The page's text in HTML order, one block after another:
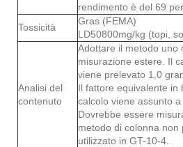
rendimento è del 69
Tossicità
Gras (FEMA)
LD50800mg/kg (topi,
Analisi del
contenuto
Adottare il metodo uno
misurazione estere. Il
viene prelevato 1,0
Il fattore equivalente in
calcolo viene assunto a
Dovrebbe essere
metodo di colonna non
utilizzato in GT-10-4.